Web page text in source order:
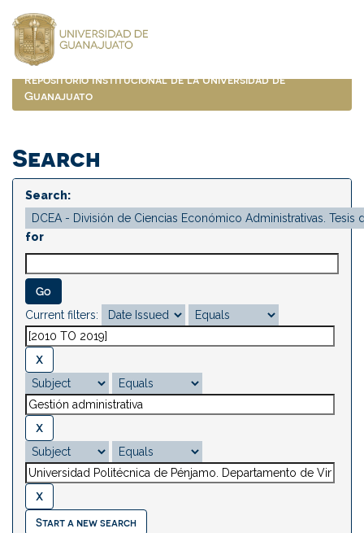
navigation
Repositorio Institucional de la Universidad de
Guanajuato
Search
Search:
for
Current filters:
Start a new search